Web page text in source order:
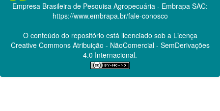
Empresa Brasileira de Pesquisa Agropecuária - Embrapa SAC:
https://www.embrapa.br/fale-conosco
O conteúdo do repositório está licenciado sob a Licença
Creative CommonsAtribuição - NãoComercial - SemDerivações
4.0 Internacional.